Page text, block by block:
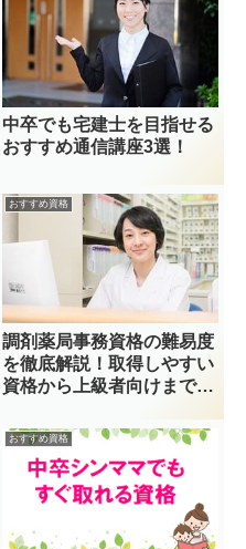
中卒でも宅建士を目指せる
おすすめ通信講座3選！
おすすめ資格
調剤薬局事務資格の難易度
を徹底解説！取得しやすい
資格から上級者向けまで完
おすすめ資格